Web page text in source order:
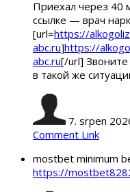
Приехал через 40
ссылке — врач
[url=https://
abc.ru]https://
abc.ru[/url]
в такой же
7. srpen
Comment Link
mostbet minimum
https://